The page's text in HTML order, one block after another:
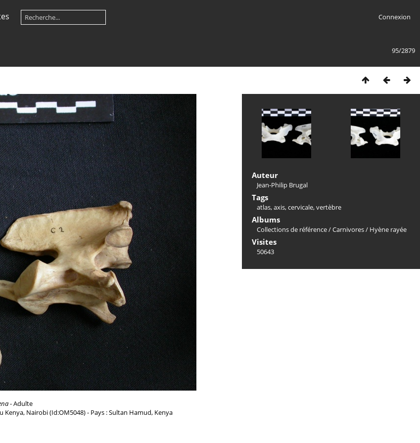
Connexion
95/2879
- Adulte
Nairobi (Id:OM5048) - Pays : Sultan Hamud, Kenya
Auteur
Jean-Philip Brugal
Tags
atlas,axis,cervicale,vertèbre
Albums
Collections de référence/Carnivores/ Hyène rayée
Visites
50643